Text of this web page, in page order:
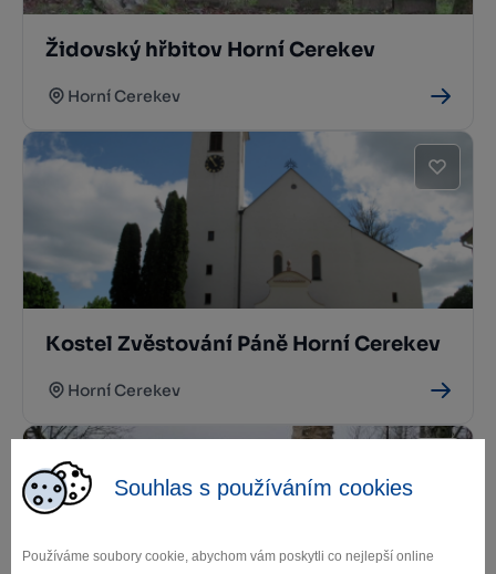
Souhlas s používáním cookies
Používáme soubory cookie, abychom vám poskytli co nejlepší online
Židovský hřbitov Horní Cerekev
Horní Cerekev
Kostel Zvěstování Páně Horní Cerekev
Horní Cerekev